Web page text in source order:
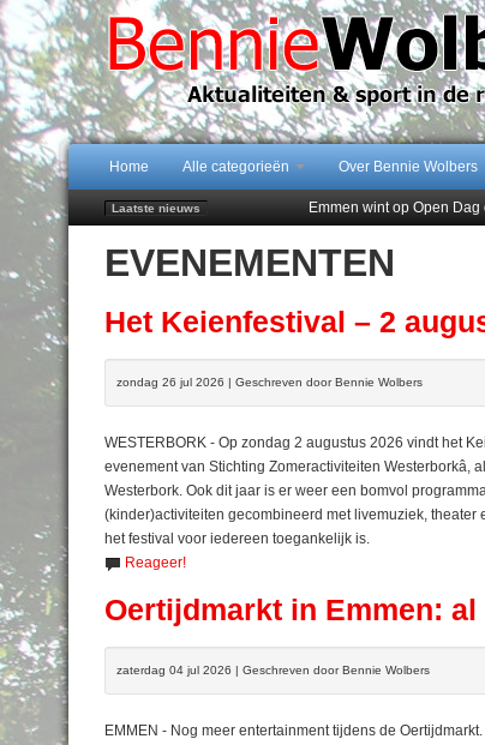
Home Alle categorieën Over Bennie Wolbers
Laatste nieuws
Emmen wint op Open
Jubileumfeest 35 jaar De
Hunzeloopwandeltocht
EVENEMENTEN
Het Keienfestival – 2
zondag 26 jul 2026 | Geschreven door Bennie Wolbers
WESTERBORK - Op zondag 2 augustus 2026 vindt het
evenement van Stichting Zomeractiviteiten
Westerbork. Ook dit jaar is er weer een bomvol
(kinder)activiteiten gecombineerd met livemuziek,
het festival voor iedereen toegankelijk is.
Reageer!
Oertijdmarkt in Emmen:
zaterdag 04 jul 2026 | Geschreven door Bennie Wolbers
EMMEN - Nog meer entertainment tijdens de